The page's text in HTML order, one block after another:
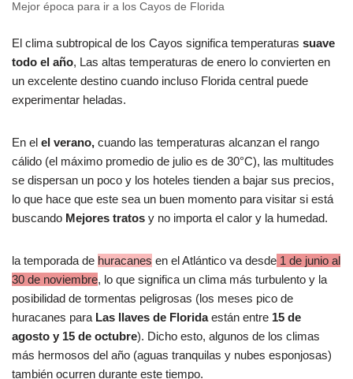
Mejor época para ir a los Cayos de Florida
El clima subtropical de los Cayos significa temperaturas suave
todo el año, Las altas temperaturas de enero lo convierten en
un excelente destino cuando incluso Florida central puede
experimentar heladas.
En el el verano, cuando las temperaturas alcanzan el rango
cálido (el máximo promedio de julio es de 30°C), las multitudes
se dispersan un poco y los hoteles tienden a bajar sus precios,
lo que hace que este sea un buen momento para visitar si está
buscando Mejores tratos y no importa el calor y la humedad.
la temporada de huracanes en el Atlántico va desde 1 de junio al
30 de noviembre, lo que significa un clima más turbulento y la
posibilidad de tormentas peligrosas (los meses pico de
huracanes para Las llaves de Floridaestán entre 15 de
agosto y 15 de octubre). Dicho esto, algunos de los climas
más hermosos del año (aguas tranquilas y nubes esponjosas)
también ocurren durante este tiempo.